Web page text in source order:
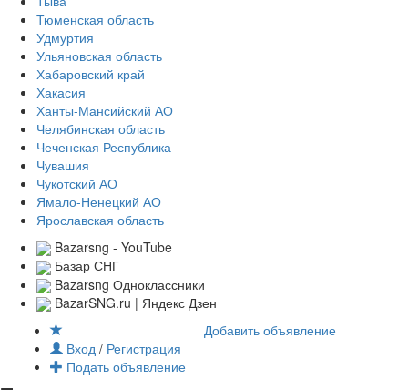
Тюменская область
Удмуртия
Ульяновская область
Хабаровский край
Хакасия
Ханты-Мансийский АО
Челябинская область
Чеченская Республика
Чувашия
Чукотский АО
Ямало-Ненецкий АО
Ярославская область
Bazarsng - YouTube
Базар СНГ
Bazarsng Одноклассники
BazarSNG.ru | Яндекс Дзен
Вход / Регистрация
Подать объявление
Добавить объявление